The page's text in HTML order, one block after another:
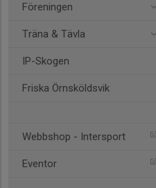
Föreningen
Träna & Tävla
IP-Skogen
Friska Örnsköldsvik
Webbshop - Intersport
Eventor